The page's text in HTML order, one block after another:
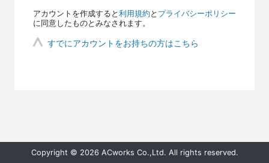
アカウントを作成すると 利用規約 と プライバシーポリシー
に同意したものとみなされます。
すでにアカウントをお持ちの方はこちら
Copyright © 2026 ACworks Co.,Ltd. All rights reserved.